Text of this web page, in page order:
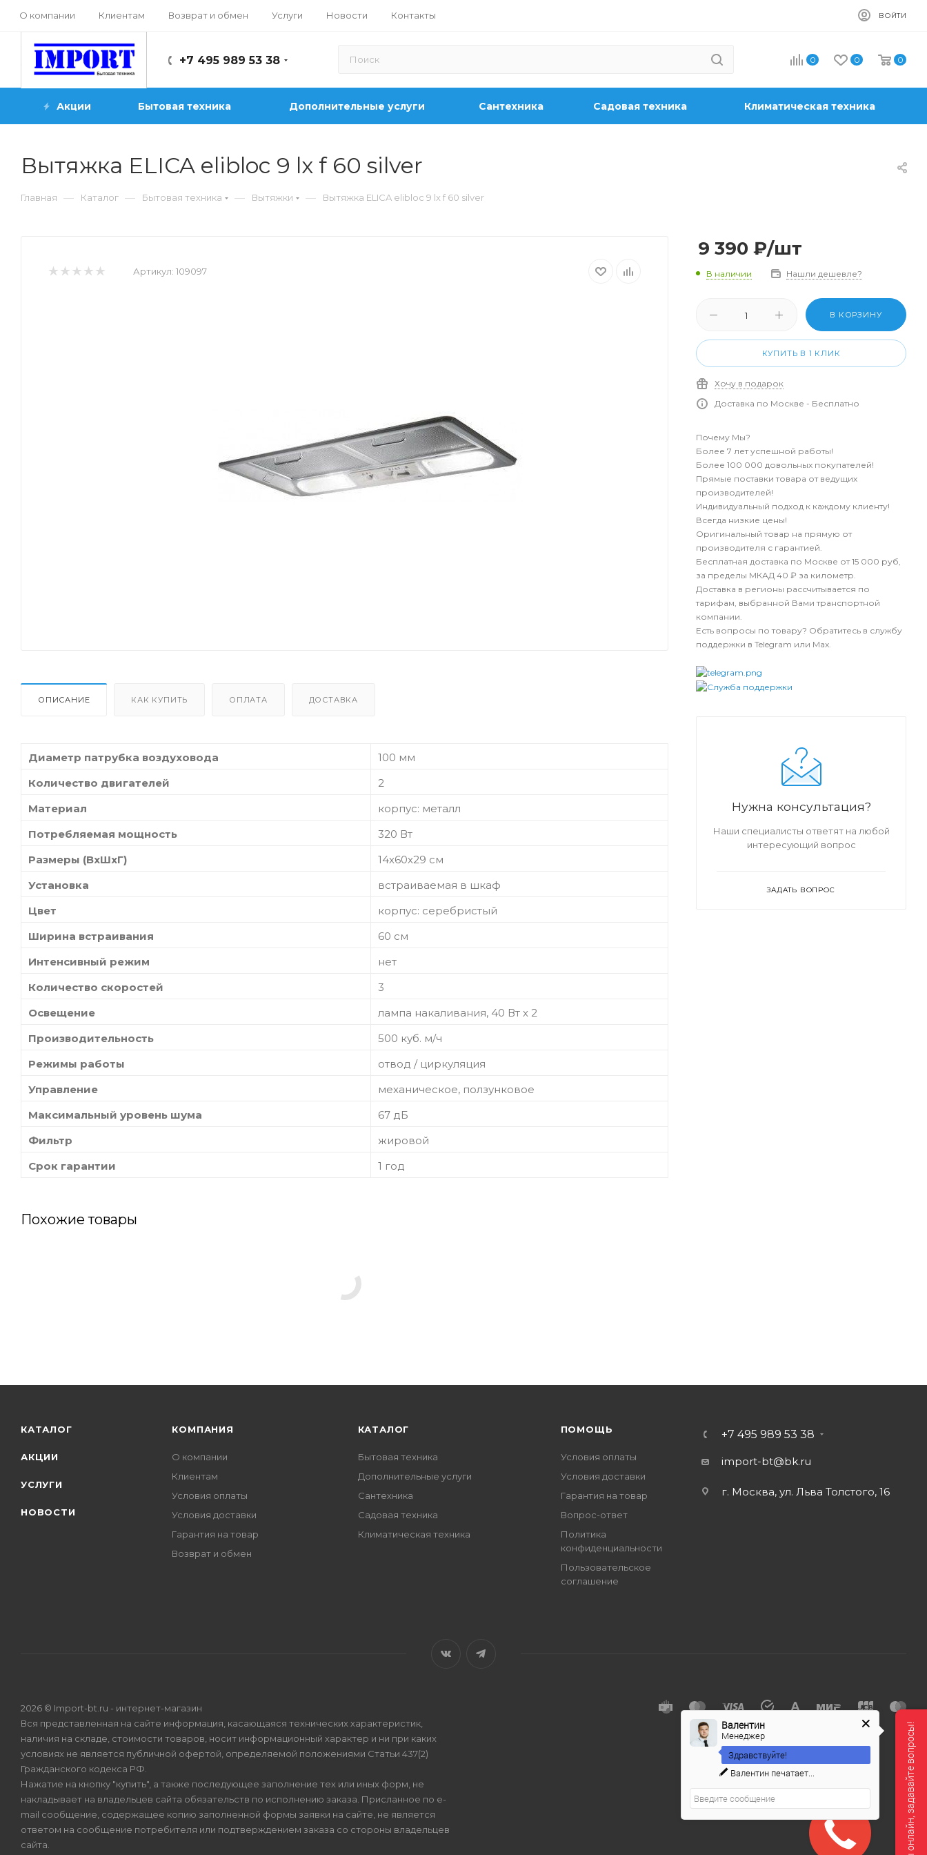
О компании Клиентам Возврат и обмен Услуги Новости Контакты ВОЙТИ
+7 495 989 53 38 0 0 0
Акции Бытовая техника Дополнительные услуги Сантехника Садовая техника Климатическая техника
Вытяжка ELICA elibloc 9 lx f 60 silver
Главная — Каталог — Бытовая техника — Вытяжки — Вытяжка ELICA elibloc 9 lx f 60 silver
Артикул: 109097
ОПИСАНИЕ КАК КУПИТЬ ОПЛАТА ДОСТАВКА
Диаметр патрубка воздуховода
100 мм
Количество двигателей
2
Материал
корпус: металл
Потребляемая мощность
320 Вт
Размеры (ВхШхГ)
14х60х29 см
Установка
встраиваемая в шкаф
Цвет
корпус: серебристый
Ширина встраивания
60 см
Интенсивный режим
нет
Количество скоростей
3
Освещение
лампа накаливания, 40 Вт х 2
Производительность
500 куб. м/ч
Режимы работы
отвод / циркуляция
Управление
механическое, ползунковое
Максимальный уровень шума
67 дБ
Фильтр
жировой
Срок гарантии
1 год
Похожие товары
9 390 ₽/шт
В наличии Нашли дешевле?
В КОРЗИНУ
КУПИТЬ В 1 КЛИК
Хочу в подарок
Доставка по Москве - Бесплатно
Почему Мы?
Более 7 лет успешной работы!
Более 100 000 довольных покупателей!
Прямые поставки товара от ведущих
производителей!
Индивидуальный подход к каждому клиенту!
Всегда низкие цены!
Оригинальный товар на прямую от
производителя с гарантией.
Бесплатная доставка по Москве от 15 000 руб,
за пределы МКАД 40 ₽ за километр.
Доставка в регионы рассчитывается по
тарифам, выбранной Вами транспортной
компании.
Есть вопросы по товару? Обратитесь в службу
поддержки в Telegram или Max.
Нужна консультация?
Наши специалисты ответят на любой
интересующий вопрос
ЗАДАТЬ ВОПРОС
КАТАЛОГ
АКЦИИ
УСЛУГИ
НОВОСТИ
КОМПАНИЯ
О компании
Клиентам
Условия оплаты
Условия доставки
Гарантия на товар
Возврат и обмен
КАТАЛОГ
Бытовая техника
Дополнительные услуги
Сантехника
Садовая техника
Климатическая техника
ПОМОЩЬ
Условия оплаты
Условия доставки
Гарантия на товар
Вопрос-ответ
Политика
конфиденциальности
Пользовательское
соглашение
+7 495 989 53 38
import-bt@bk.ru
г. Москва, ул. Льва Толстого, 16
2026 © Import-bt.ru - интернет-магазин
Вся представленная на сайте информация, касающаяся технических характеристик,
наличия на складе, стоимости товаров, носит информационный характер и ни при каких
условиях не является публичной офертой, определяемой положениями Статьи 437(2)
Гражданского кодекса РФ.
Нажатие на кнопку "купить", а также последующее заполнение тех или иных форм, не
накладывает на владельцев сайта обязательств по исполнению заказа. Присланное по e-
mail сообщение, содержащее копию заполненной формы заявки на сайте, не является
ответом на сообщение потребителя или подтверждением заказа со стороны владельцев
сайта.
Мы онлайн, задавайте вопросы!
Валентин
Менеджер
Здравствуйте!
Валентин печатает...